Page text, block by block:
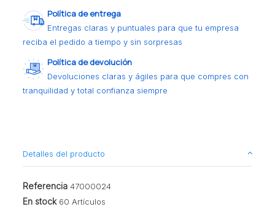
Política de entrega
Entregas claras y puntuales para que tu empresa
reciba el pedido a tiempo y sin sorpresas
Política de devolución
Devoluciones claras y ágiles para que compres con
tranquilidad y total confianza siempre
Detalles del producto
Referencia 47000024
En stock 60 Artículos